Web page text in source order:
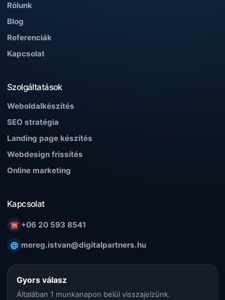
Rólunk
Blog
Referenciák
Kapcsolat
Szolgáltatások
Weboldalkészítés
SEO stratégia
Landing page készítés
Webdesign frissítés
Online marketing
Kapcsolat
☎ +06 20 593 8541
@ mereg.istvan@digitalpartners.hu
Gyors válasz
Általában 1 munkanapon belül visszajelzünk.